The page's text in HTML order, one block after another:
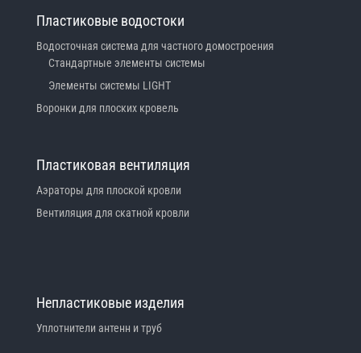
Пластиковые водостоки
Водосточная система для частного домостроения
Стандартные элементы системы
Элементы системы LIGHT
Воронки для плоских кровель
Пластиковая вентиляция
Аэраторы для плоской кровли
Вентиляция для скатной кровли
Непластиковые изделия
Уплотнители антенн и труб